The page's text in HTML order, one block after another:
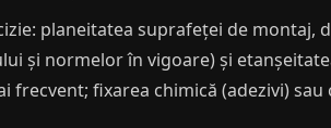
planeitatea suprafeței de montaj,
și normelor în vigoare) și
frecvent; fixarea chimică (adezivi)